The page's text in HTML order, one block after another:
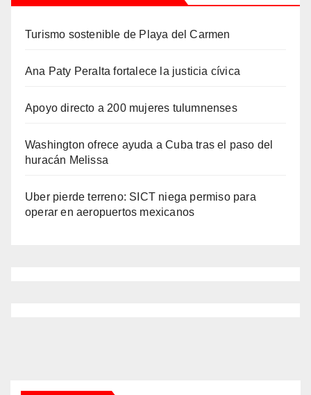
Turismo sostenible de Playa del Carmen
Ana Paty Peralta fortalece la justicia cívica
Apoyo directo a 200 mujeres tulumnenses
Washington ofrece ayuda a Cuba tras el paso del
huracán Melissa
Uber pierde terreno: SICT niega permiso para
operar en aeropuertos mexicanos